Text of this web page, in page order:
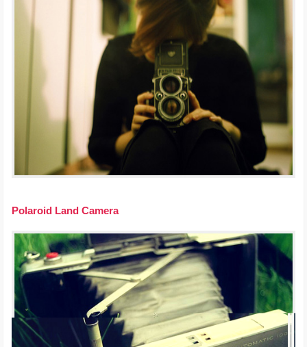
Polaroid Land Camera